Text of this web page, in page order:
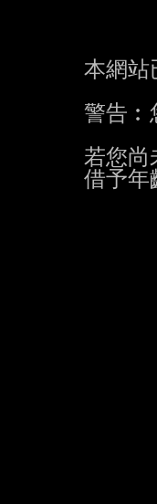
本網站
警告︰
若您尚
借予年